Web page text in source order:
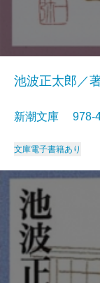
池波正太郎／
新潮文庫 978-
文庫電子書籍あり